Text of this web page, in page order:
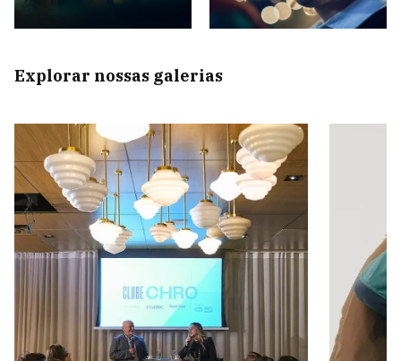
Explorar nossas galerias